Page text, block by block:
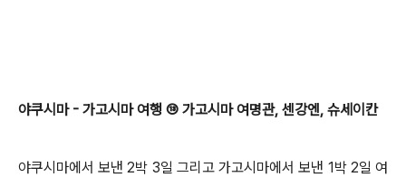
야쿠시마 - 가고시마 여행 ⑬ 가고시마 여명관, 센강엔, 슈세이칸
야쿠시마에서 보낸 2박 3일 그리고 가고시마에서 보낸 1박 2일 여